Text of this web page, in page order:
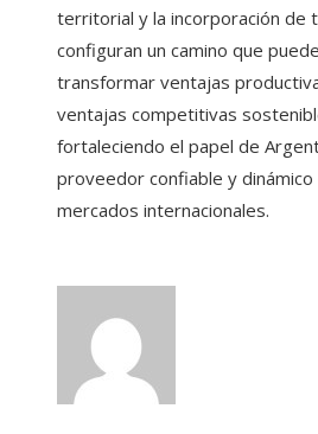
territorial y la incorporación de
configuran un camino que puede
transformar ventajas
ventajas competitivas
fortaleciendo el papel de
proveedor confiable y dinámico
mercados internacionales.